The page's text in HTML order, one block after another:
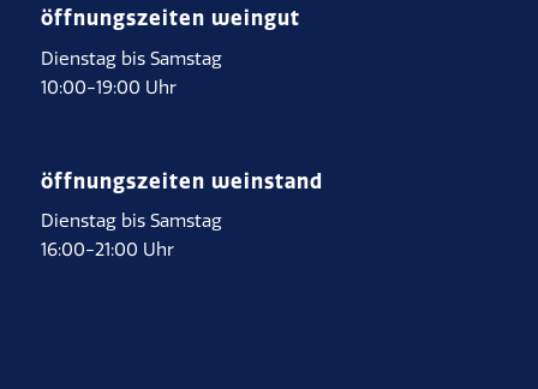
öffnungszeiten weingut
Dienstag bis Samstag
10:00-19:00 Uhr
öffnungszeiten weinstand
Dienstag bis Samstag
16:00-21:00 Uhr